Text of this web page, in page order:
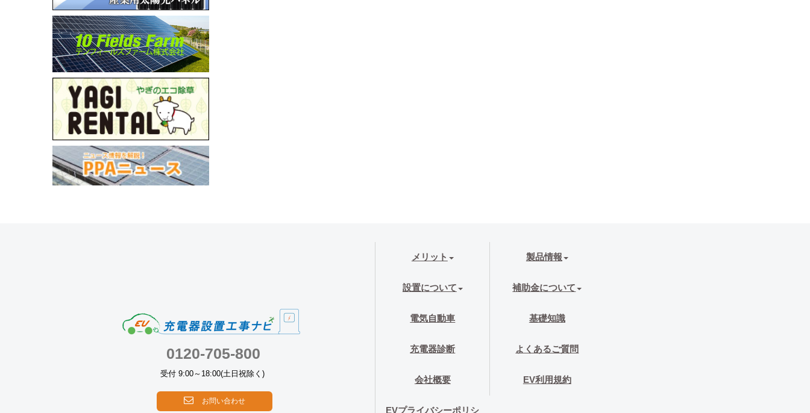
0120-705-800
受付 9:00～18:00(土日祝除く)
お問い合わせ
メリット 製品情報
設置について 補助金について
電気自動車 基礎知識
充電器診断 よくあるご質問
会社概要 EV利用規約
EVプライバシーポリシ